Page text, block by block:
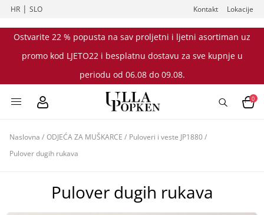
HR |SLO Kontakt Lokacije
Ostvarite 22 % popusta na sav proljetni i ljetni asortiman uz
promo kod LJETO22 i besplatnu dostavu za sve kupnje u
periodu od 06.08 do 09.08.
0
Naslovna / ODJEĆA ZA MUŠKARCE / Puloveri i veste JP1880/
Pulover dugih rukava
Pulover dugih rukava